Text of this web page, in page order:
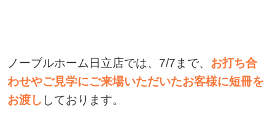
ノーブルホーム日立店では、7/7まで、 お打ち合
わせやご見学にご来場いただいたお客様に短冊を
お渡し しております。